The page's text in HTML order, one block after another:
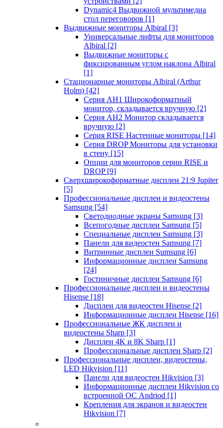
Dynamic4 Выдвижной мультимедиа
стол переговоров [1]
Выдвижные мониторы Albiral [3]
Универсальные лифты для мониторов
Albiral [2]
Выдвижные мониторы с
фиксированным углом наклона Albiral
[1]
Стационарные мониторы Albiral (Arthur
Holm) [42]
Серия AH1 Широкоформатный
монитор, складывается вручную [2]
Серия AH2 Монитор складывается
вручную [2]
Серия RISE Настенные мониторы [14]
Серия DROP Мониторы для установки
в стену [15]
Опции для мониторов серии RISE и
DROP [9]
Сверхширокоформатные дисплеи 21:9 Jupiter
[5]
Профессиональные дисплеи и видеостены
Samsung [54]
Светодиодные экраны Samsung [3]
Всепогодные дисплеи Samsung [5]
Специальные дисплеи Samsung [3]
Панели для видеостен Samsung [7]
Витринные дисплеи Sumsung [6]
Информационные дисплеи Samsung
[24]
Гостиничные дисплеи Samsung [6]
Профессиональные дисплеи и видеостены
Hisense [18]
Дисплеи для видеостен Hisense [2]
Информационные дисплеи Hisense [16]
Профессиональные ЖК дисплеи и
видеостены Sharp [3]
Дисплеи 4K и 8K Sharp [1]
Профессиональные дисплеи Sharp [2]
Профессиональные дисплеи, видеостены,
LED Hikvision [11]
Панели для видеостен Hikvision [3]
Информационные дисплеи Hikvision со
встроенной ОС Andriod [1]
Крепления для экранов и видеостен
Hikvision [7]